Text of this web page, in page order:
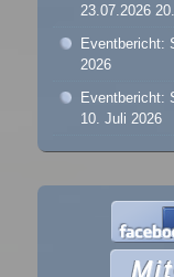
23.07.2026
Eventbericht:
2026
Eventbericht:
10. Juli 2026